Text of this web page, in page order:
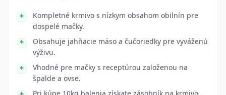
Kompletné krmivo s nízkym obsahom obilnín pre
dospelé mačky.
Obsahuje jahňacie mäso a čučoriedky pre vyváženú
výživu.
Vhodné pre mačky s receptúrou založenou na
špalde a ovse.